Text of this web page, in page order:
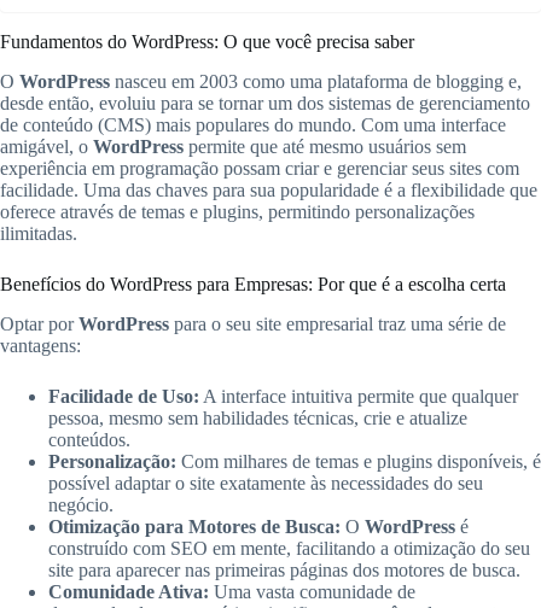
Fundamentos do WordPress: O que você precisa saber
O WordPress nasceu em 2003 como uma plataforma de blogging e,
desde então, evoluiu para se tornar um dos sistemas de gerenciamento
de conteúdo (CMS) mais populares do mundo. Com uma interface
amigável, o WordPress permite que até mesmo usuários sem
experiência em programação possam criar e gerenciar seus sites com
facilidade. Uma das chaves para sua popularidade é a flexibilidade que
oferece através de temas e plugins, permitindo personalizações
ilimitadas.
Benefícios do WordPress para Empresas: Por que é a escolha certa
Optar porWordPress para o seu site empresarial traz uma série de
vantagens:
Facilidade de Uso: A interface intuitiva permite que qualquer
pessoa, mesmo sem habilidades técnicas, crie e atualize
conteúdos.
Personalização: Com milhares de temas e plugins disponíveis, é
possível adaptar o site exatamente às necessidades do seu
negócio.
Otimização para Motores de Busca: O WordPress é
construído com SEO em mente, facilitando a otimização do seu
site para aparecer nas primeiras páginas dos motores de busca.
Comunidade Ativa: Uma vasta comunidade de